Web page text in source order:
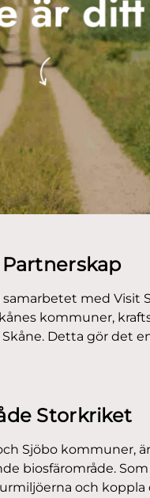
med Visit
kommuner,
Detta gör det
Storkriket
Sjöbo kommuner,
biosfärområde.
och koppla